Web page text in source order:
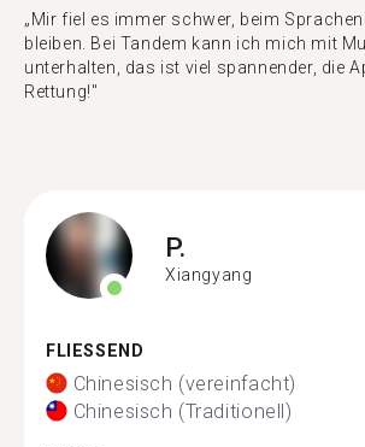
„Mir fiel es immer schwer, beim
bleiben. Bei Tandem kann ich mich mit
unterhalten, das ist viel spannender, die
Rettung!"
P.
Xiangyang
FLIESSEND
Chinesisch (vereinfacht)
Chinesisch (Traditionell)